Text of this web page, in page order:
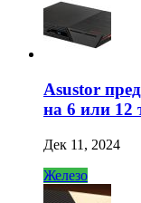
Asustor
на 6 или 12
Дек 11, 2024
Железо